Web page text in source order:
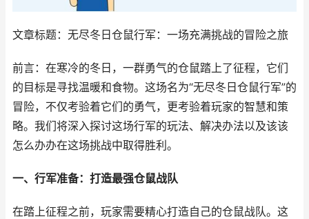
文章标题：无尽冬日仓鼠行军：一场充满挑战的冒险之旅
前言：在寒冷的冬日，一群勇气的仓鼠踏上了征程，它们
的目标是寻找温暖和食物。这场名为“无尽冬日仓鼠行军”的
冒险，不仅考验着它们的勇气，更考验着玩家的智慧和策
略。我们将深入探讨这场行军的玩法、解决办法以及该该
怎么办办在这场挑战中取得胜利。
一、行军准备：打造最强仓鼠战队
在踏上征程之前，玩家需要精心打造自己的仓鼠战队。这